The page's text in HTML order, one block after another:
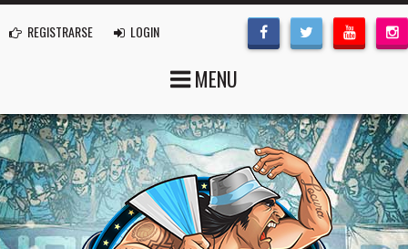
REGISTRARSE LOGIN
MENU